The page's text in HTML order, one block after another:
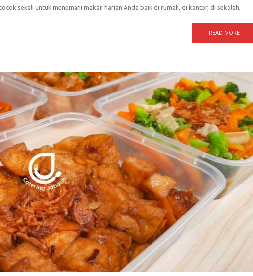
sekali untuk menemani makan harian Anda baik di rumah, di kantor, di sekolah,
READ MORE